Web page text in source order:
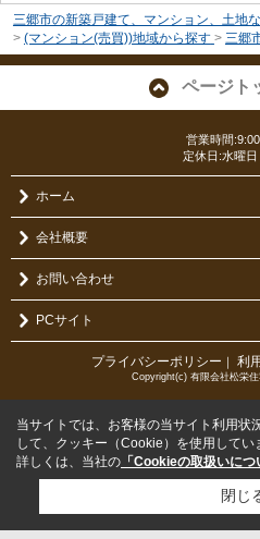
三郷市の新築戸建て、マンション、土地
> (マンション(売買))地域から探す > 三郷
ページト
営業時間
定休日:水曜日
ホーム
会社概要
お問い合わせ
PCサイト
プライバシーポリシー 利
Copyright(c) 有限会社松栄
当サイトでは、お客様の当サイト利用状
して、クッキー（Cookie）を使用してい
詳しくは、当社の 「Cookieの取扱いにつ
閉じ